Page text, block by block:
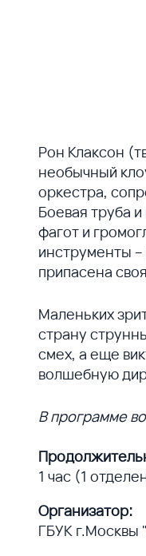
Рон Клаксон
необычный
оркестра,
Боевая труба
фагот и
инструменты
припасена
Маленьких
страну
смех, а еще
волшебную
В программе
1 час (1
Организатор:
ГБУК